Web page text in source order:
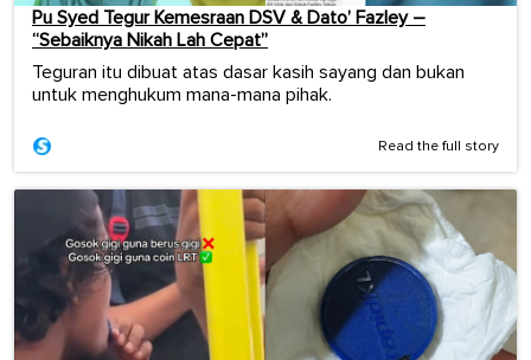
Pu Syed Tegur Kemesraan DSV & Dato’ Fazley –
“Sebaiknya Nikah Lah Cepat”
Teguran itu dibuat atas dasar kasih sayang dan bukan
untuk menghukum mana-mana pihak.
Read the full story